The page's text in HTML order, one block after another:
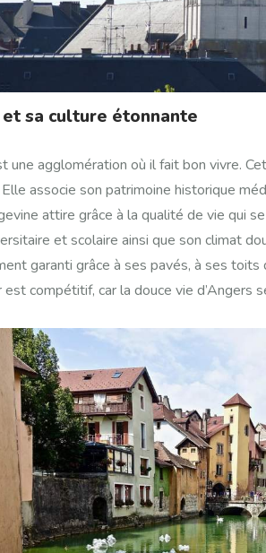
sa culture étonnante
une agglomération où il fait bon vivre.
associe son patrimoine historique
attire grâce à la qualité de vie qui
et scolaire ainsi que son climat
garanti grâce à ses pavés, à ses toits
est compétitif, car la douce vie d’Angers